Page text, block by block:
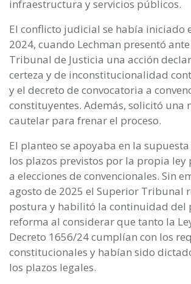
infraestructura y servicios públicos.
El conflicto judicial se había iniciado
2024, cuando Lechman presentó
Tribunal de Justicia una acción
certeza y de inconstitucionalidad
y el decreto de convocatoria a
constituyentes. Además, solicitó una
cautelar para frenar el proceso.
El planteo se apoyaba en la
los plazos previstos por la propia ley
a elecciones de convencionales. Sin
agosto de 2025 el Superior Tribunal
postura y habilitó la continuidad del
reforma al considerar que tanto la
Decreto 1656/24 cumplían con los
constitucionales y habían sido
los plazos legales.